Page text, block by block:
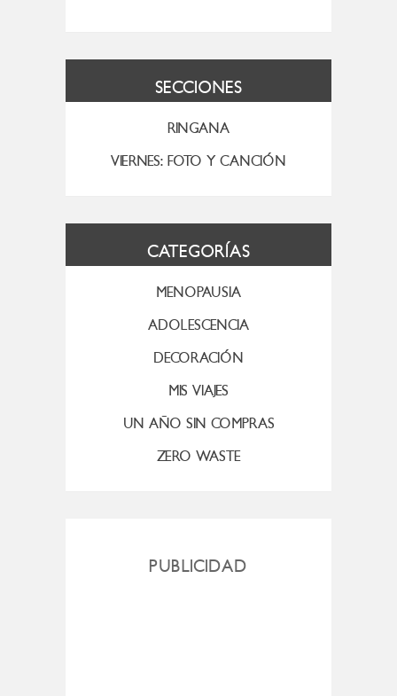
SECCIONES
RINGANA
VIERNES: FOTO Y CANCIÓN
CATEGORÍAS
MENOPAUSIA
ADOLESCENCIA
DECORACIÓN
MIS VIAJES
UN AÑO SIN COMPRAS
ZERO WASTE
PUBLICIDAD